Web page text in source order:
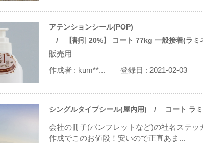
アテンションシール(POP)
/ 【割引 20%】 コート 77kg 一般接着(ラミ
販売用
作成者 : kum**... 登録日 : 2021-02-03
シングルタイプシール(屋内用) / コート ラミ
会社の冊子(パンフレットなど)の社名ステ
作成でこのお値段！安いので正直あま...